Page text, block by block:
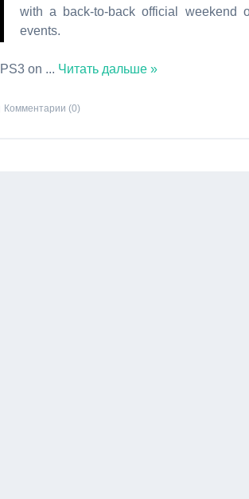
with a back-to-back official weekend
events.
on ... Читать дальше »
Комментарии (0)